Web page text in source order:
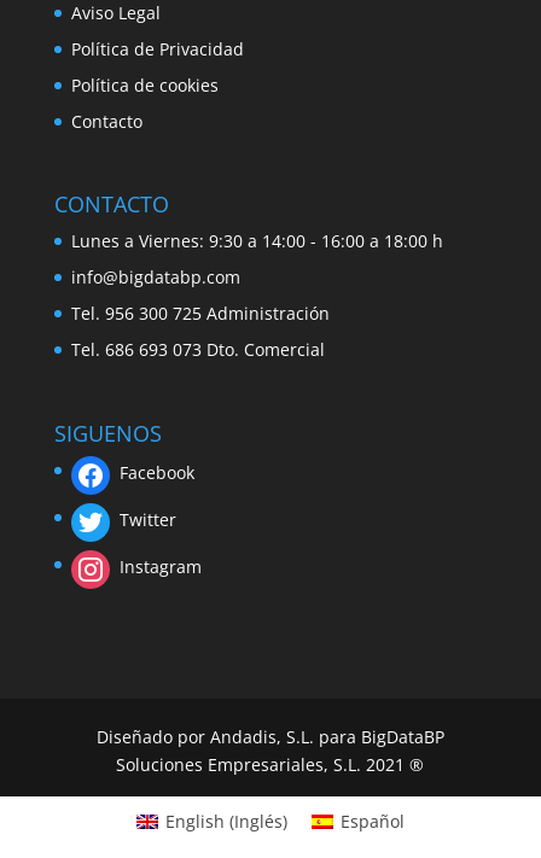
Aviso Legal
Política de Privacidad
Política de cookies
Contacto
CONTACTO
Lunes a Viernes: 9:30 a 14:00 - 16:00 a 18:00 h
info@bigdatabp.com
Tel. 956 300 725 Administración
Tel. 686 693 073 Dto. Comercial
SIGUENOS
Facebook
Twitter
Instagram
Diseñado por Andadis, S.L. para BigDataBP
Soluciones Empresariales, S.L. 2021 ®
English (Inglés) Español